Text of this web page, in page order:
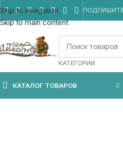
Skip to navigation
Skip to main content
КАТЕГОРИИ
КАТАЛОГ ТОВАРОВ